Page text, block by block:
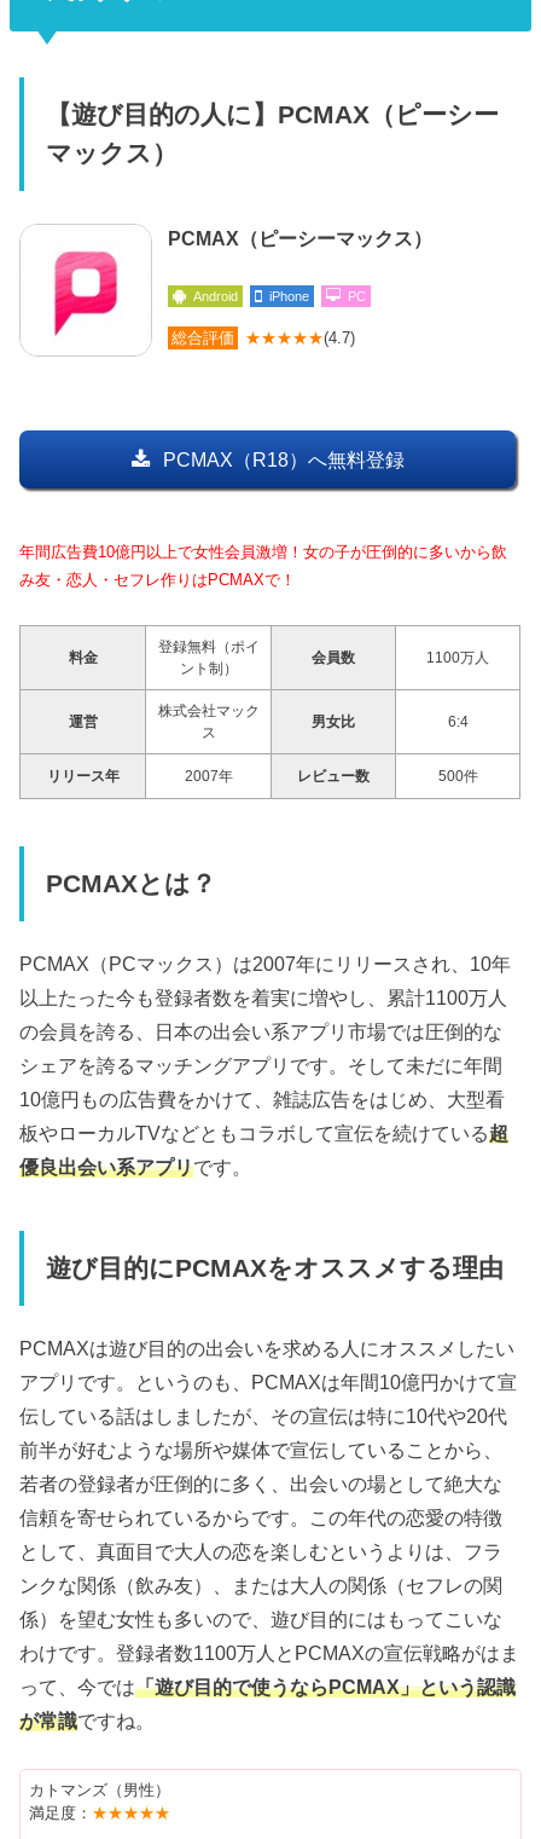
【遊び目的の人に】PCMAX（ピーシー
マックス）
PCMAX（ピーシーマックス）
Android iPhone PC
総合評価 ★★★★★(4.7)
PCMAX（R18）へ無料登録
年間広告費10億円以上で女性会員激増！女の子が圧倒的に多いから飲
み友・恋人・セフレ作りはPCMAXで！
料金
登録無料（ポイ
ント制）
会員数 1100万人
運営
株式会社マック
ス
男女比 6:4
リリース年 2007年 レビュー数 500件
PCMAXとは？
PCMAX（PCマックス）は2007年にリリースされ、10年
以上たった今も登録者数を着実に増やし、累計1100万人
の会員を誇る、日本の出会い系アプリ市場では圧倒的な
シェアを誇るマッチングアプリです。そして未だに年間
10億円もの広告費をかけて、雑誌広告をはじめ、大型看
板やローカルTVなどともコラボして宣伝を続けている超
優良出会い系アプリです。
遊び目的にPCMAXをオススメする理由
PCMAXは遊び目的の出会いを求める人にオススメしたい
アプリです。というのも、PCMAXは年間10億円かけて宣
伝している話はしましたが、その宣伝は特に10代や20代
前半が好むような場所や媒体で宣伝していることから、
若者の登録者が圧倒的に多く、出会いの場として絶大な
信頼を寄せられているからです。この年代の恋愛の特徴
として、真面目で大人の恋を楽しむというよりは、フラ
ンクな関係（飲み友）、または大人の関係（セフレの関
係）を望む女性も多いので、遊び目的にはもってこいな
わけです。登録者数1100万人とPCMAXの宣伝戦略がはま
って、今では「遊び目的で使うならPCMAX」という認識
が常識ですね。
カトマンズ（男性）
満足度： ★★★★★